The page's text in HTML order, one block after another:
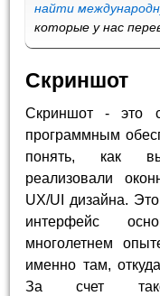
найти
которые у нас
Скриншот
Скриншот - это
программным
понять, как
реализовали
UX/UI дизайна. Это
интерфейс
многолетнем
именно там,
За счет